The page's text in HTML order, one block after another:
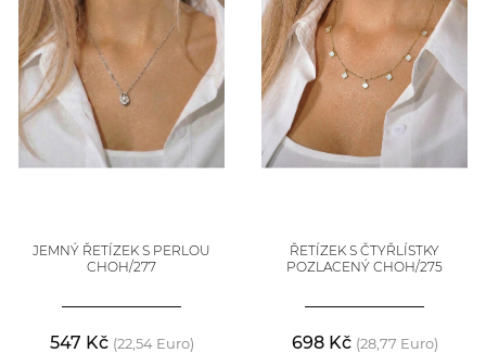
JEMNÝ ŘETÍZEK S PERLOU
CHOH/277
547 Kč (22,54 Euro)
ŘETÍZEK S ČTYŘLÍSTKY
POZLACENÝ CHOH/275
698 Kč (28,77 Euro)